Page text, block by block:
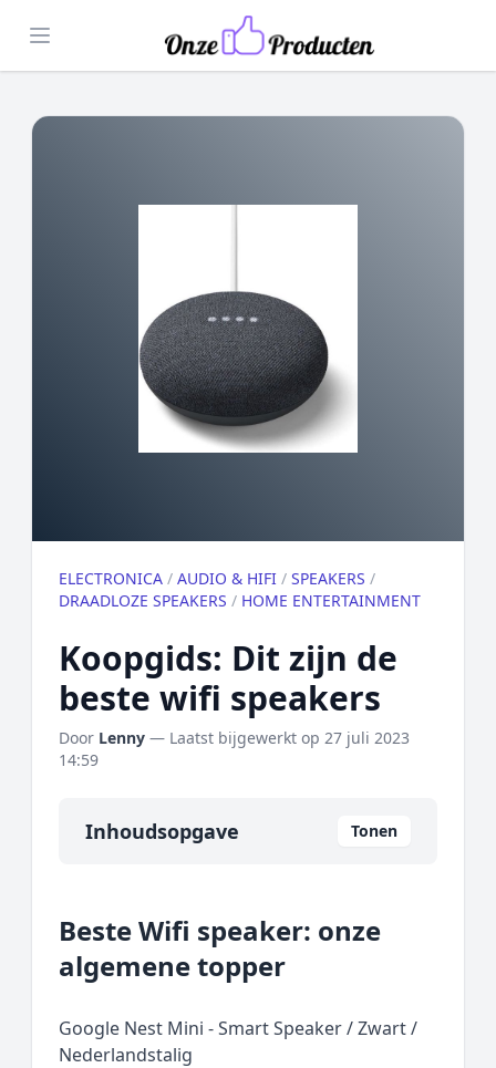
Open menu
ELECTRONICA / AUDIO & HIFI / SPEAKERS /
DRAADLOZE SPEAKERS / HOME ENTERTAINMENT
Koopgids: Dit zijn de
beste wifi speakers
Door Lenny — Laatst bijgewerkt op 27 juli 2023
14:59
Inhoudsopgave Tonen
Onze algemene topper
Prijs topper
Rating topper
Beste Wifi speaker: onze
algemene topper
Google Nest Mini - Smart Speaker / Zwart /
Nederlandstalig